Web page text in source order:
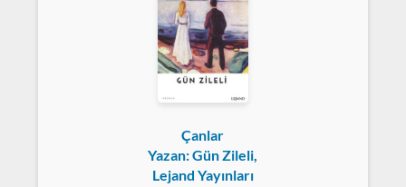
Çanlar
Yazan: Gün Zileli,
Lejand Yayınları